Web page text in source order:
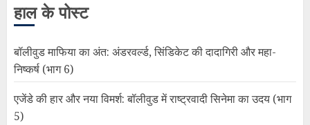
हाल के पोस्ट
बॉलीवुड माफिया का अंत: अंडरवर्ल्ड, सिंडिकेट की दादागिरी और महा-
निष्कर्ष (भाग 6)
एजेंडे की हार और नया विमर्श: बॉलीवुड में राष्ट्रवादी सिनेमा का उदय (भाग
5)